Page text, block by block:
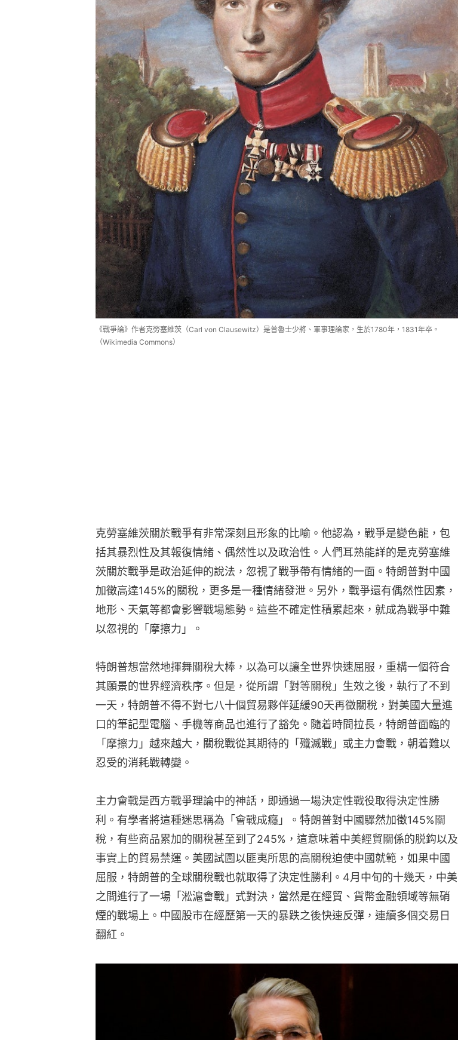
《戰爭論》作者克勞塞維茨（Carl von Clausewitz）是普魯士少將、軍事理論家，生於1780年，1831年卒。
（Wikimedia Commons）
克勞塞維茨關於戰爭有非常深刻且形象的比喻。他認為，戰爭是變色龍，包
括其暴烈性及其報復情緒、偶然性以及政治性。人們耳熟能詳的是克勞塞維
茨關於戰爭是政治延伸的說法，忽視了戰爭帶有情緒的一面。特朗普對中國
加徵高達145%的關稅，更多是一種情緒發泄。另外，戰爭還有偶然性因素，
地形、天氣等都會影響戰場態勢。這些不確定性積累起來，就成為戰爭中難
以忽視的「摩擦力」。
特朗普想當然地揮舞關稅大棒，以為可以讓全世界快速屈服，重構一個符合
其願景的世界經濟秩序。但是，從所謂「對等關稅」生效之後，執行了不到
一天，特朗普不得不對七八十個貿易夥伴延緩90天再徵關稅，對美國大量進
口的筆記型電腦、手機等商品也進行了豁免。隨着時間拉長，特朗普面臨的
「摩擦力」越來越大，關稅戰從其期待的「殲滅戰」或主力會戰，朝着難以
忍受的消耗戰轉變。
主力會戰是西方戰爭理論中的神話，即通過一場決定性戰役取得決定性勝
利。有學者將這種迷思稱為「會戰成癮」。特朗普對中國驟然加徵145%關
稅，有些商品累加的關稅甚至到了245%，這意味着中美經貿關係的脱鈎以及
事實上的貿易禁運。美國試圖以匪夷所思的高關稅迫使中國就範，如果中國
屈服，特朗普的全球關稅戰也就取得了決定性勝利。4月中旬的十幾天，中美
之間進行了一場「淞滬會戰」式對決，當然是在經貿、貨幣金融領域等無硝
煙的戰場上。中國股市在經歷第一天的暴跌之後快速反彈，連續多個交易日
翻紅。